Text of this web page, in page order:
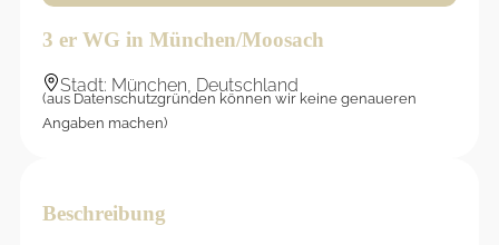
3 er WG in München/Moosach
Stadt: München, Deutschland
(aus Datenschutzgründen können wir keine genaueren
Angaben machen)
Beschreibung